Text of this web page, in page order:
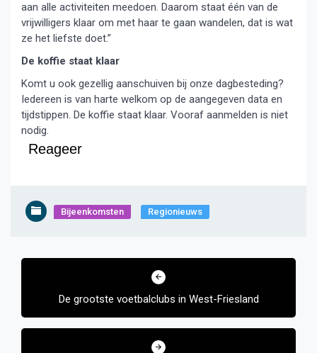
aan alle activiteiten meedoen. Daarom staat één van de
vrijwilligers klaar om met haar te gaan wandelen, dat is wat
ze het liefste doet.”
De koffie staat klaar
Komt u ook gezellig aanschuiven bij onze dagbesteding?
Iedereen is van harte welkom op de aangegeven data en
tijdstippen. De koffie staat klaar. Vooraf aanmelden is niet
nodig.
Reageer
Bijeenkomsten Regionieuws
Bericht
De grootste voetbalclubs in West-Friesland